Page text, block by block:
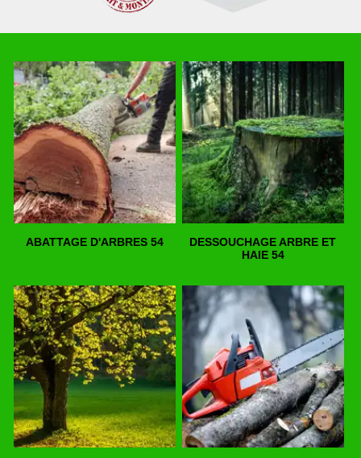
ABATTAGE D'ARBRES 54
DESSOUCHAGE ARBRE ET
HAIE 54